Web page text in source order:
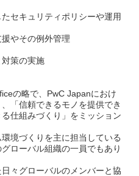
セキュリティポリシーや運用
やその例外管理
対策の実施
の略で、PwC Japanにおけ
「信頼できるモノを提供でき
仕組みづくり」をミッション
境づくりを主に担当している
ローバル組織の一員でもあり
々グローバルのメンバーと協